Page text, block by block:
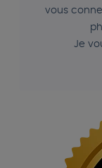
vous
Je